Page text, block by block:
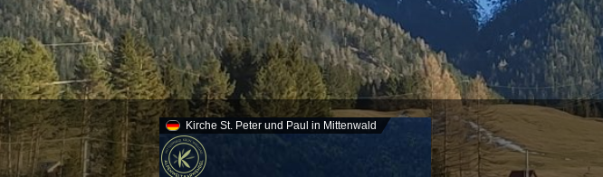
Kirche St. Peter und Paul in Mittenwald